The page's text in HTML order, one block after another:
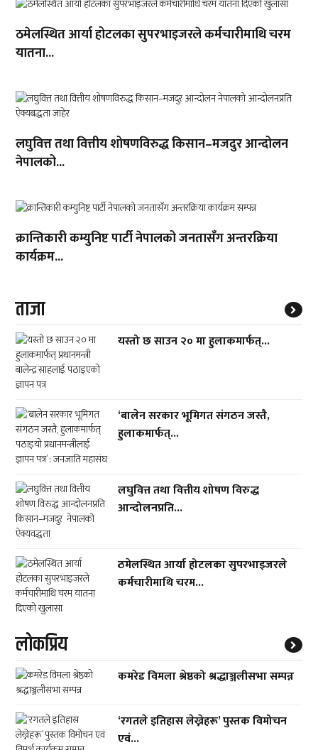
ठमेलस्थित आर्या होटलका सुपरभाइजरले कर्मचारीमाथि चरम
यातना...
लघुवित्त तथा वित्तीय शोषणविरुद्ध किसान–मजदुर आन्दोलन
नेपालको...
क्रान्तिकारी कम्युनिष्ट पार्टी नेपालको जनतासँग अन्तरक्रिया
कार्यक्रम...
ताजा
यस्तो छ साउन २० मा हुलाकमार्फत्...
‘बालेन सरकार भूमिगत संगठन जस्तै,
हुलाकमार्फत्...
लघुवित्त तथा वित्तीय शोषण विरुद्ध
आन्दोलनप्रति...
ठमेलस्थित आर्या होटलका सुपरभाइजरले
कर्मचारीमाथि चरम...
लाेकप्रिय
कमरेड विमला श्रेष्ठको श्रद्धाञ्जलीसभा सम्पन्न
‘रगतले इतिहास लेख्नेहरू’ पुस्तक विमोचन
एवं...